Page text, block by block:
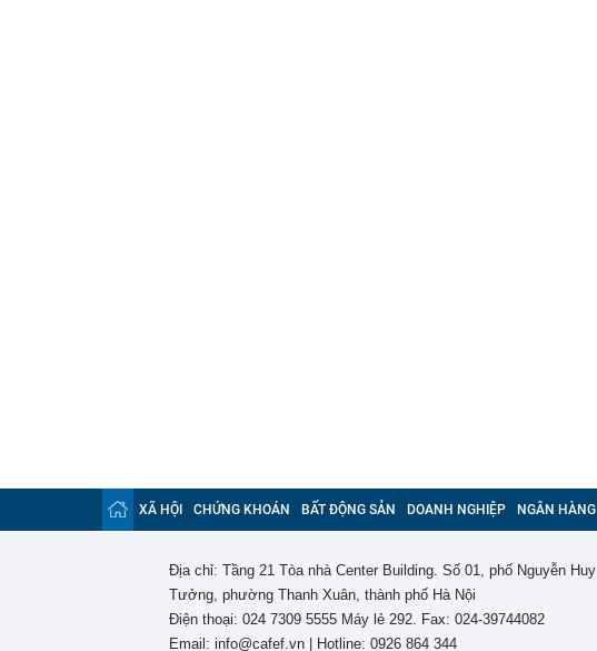
XÃ HỘI CHỨNG KHOÁN BẤT ĐỘNG SẢN DOANH NGHIỆP NGÂN HÀNG
Địa chỉ: Tầng 21 Tòa nhà Center Building. Số 01, phố Nguyễn Huy
Tưởng, phường Thanh Xuân, thành phố Hà Nội
Điện thoại: 024 7309 5555 Máy lẻ 292. Fax: 024-39744082
Email: info@cafef.vn | Hotline: 0926 864 344